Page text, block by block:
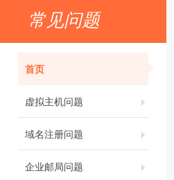
常见问题
首页
虚拟主机问题
域名注册问题
企业邮局问题